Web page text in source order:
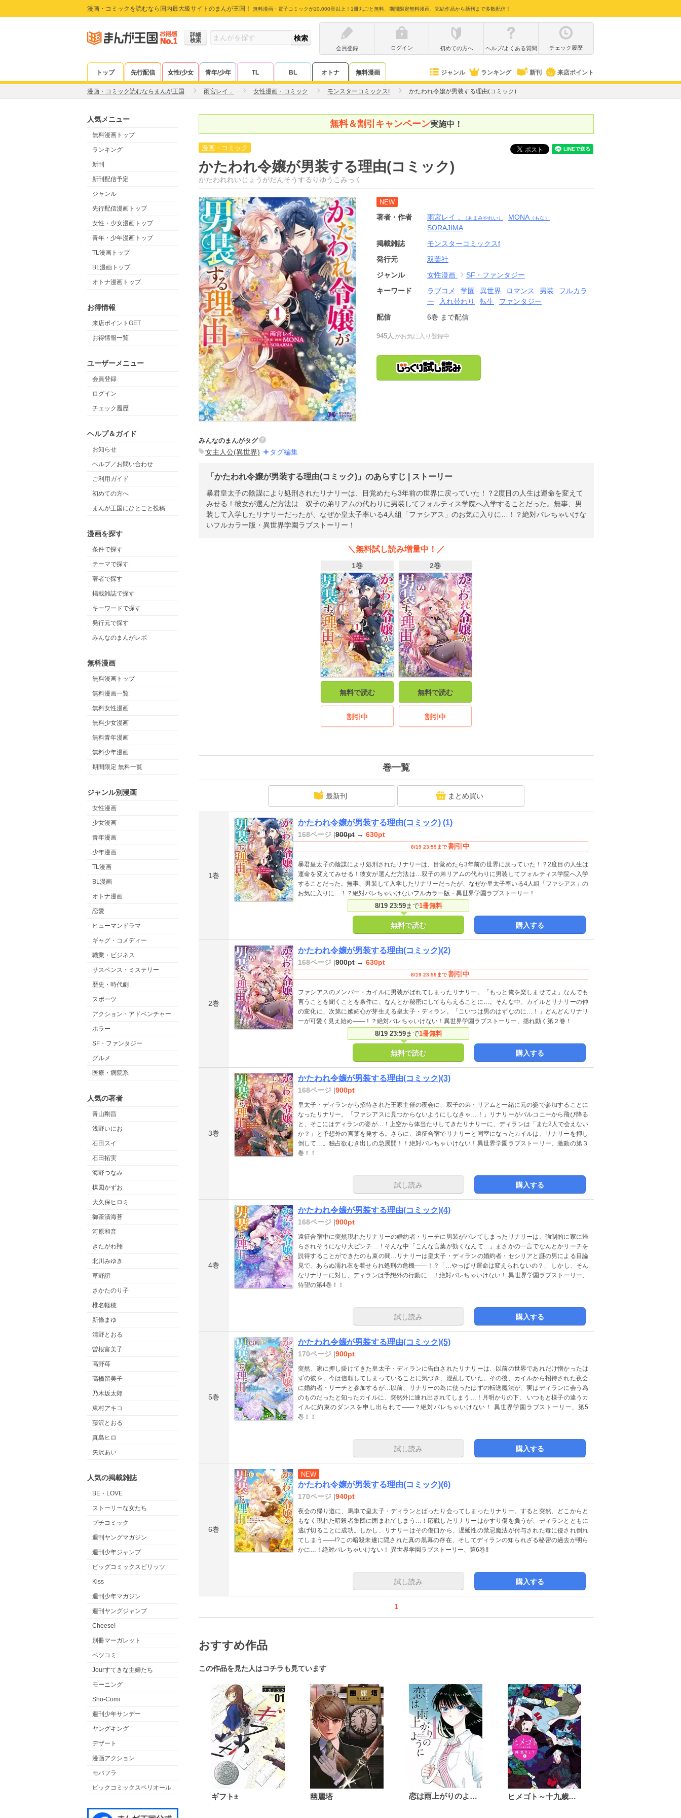
漫画・コミックを読むなら国内最大級サイトのまんが王国！ 無料漫画・電子コミックが10,000冊以上！1冊丸ごと無料、期間限定無料漫画、完結作品から新刊まで多数配信！
詳細
検索
会員登録
ログイン 初めての方へ ヘルプ/よくある質問 チェック履歴
トップ 先行配信 女性/少女 青年/少年 TL BL オトナ 無料漫画 ジャンル ランキング 新刊 来店ポイント
漫画・コミック読むならまんが王国 雨宮レイ． 女性漫画・コミック モンスターコミックスf かたわれ令嬢が男装する理由(コミック)
人気メニュー
無料漫画トップ
ランキング
新刊
新刊配信予定
ジャンル
先行配信漫画トップ
女性・少女漫画トップ
青年・少年漫画トップ
TL漫画トップ
BL漫画トップ
オトナ漫画トップ
お得情報
来店ポイントGET
お得情報一覧
ユーザーメニュー
会員登録
ログイン
チェック履歴
ヘルプ＆ガイド
お知らせ
ヘルプ／お問い合わせ
ご利用ガイド
初めての方へ
まんが王国にひとこと投稿
漫画を探す
条件で探す
テーマで探す
著者で探す
掲載雑誌で探す
キーワードで探す
発行元で探す
みんなのまんがレポ
無料漫画
無料漫画トップ
無料漫画一覧
無料女性漫画
無料少女漫画
無料青年漫画
無料少年漫画
期間限定 無料一覧
ジャンル別漫画
女性漫画
少女漫画
青年漫画
少年漫画
TL漫画
BL漫画
オトナ漫画
恋愛
ヒューマンドラマ
ギャグ・コメディー
職業・ビジネス
サスペンス・ミステリー
歴史・時代劇
スポーツ
アクション・アドベンチャー
ホラー
SF・ファンタジー
グルメ
医療・病院系
人気の著者
青山剛昌
浅野いにお
石田スイ
石田拓実
海野つなみ
楳図かずお
大久保ヒロミ
御茶漬海苔
河原和音
きたがわ翔
北川みゆき
草野誼
さかたのり子
椎名軽穂
新條まゆ
清野とおる
曽根富美子
高野苺
高橋留美子
乃木坂太郎
東村アキコ
藤沢とおる
真島ヒロ
矢沢あい
人気の掲載雑誌
BE・LOVE
ストーリーな女たち
プチコミック
週刊ヤングマガジン
週刊少年ジャンプ
ビッグコミックスピリッツ
Kiss
週刊少年マガジン
週刊ヤングジャンプ
Cheese!
別冊マーガレット
ベツコミ
Jourすてきな主婦たち
モーニング
Sho-Comi
週刊少年サンデー
ヤングキング
デザート
漫画アクション
モバフラ
ビックコミックスペリオール
無料＆割引キャンペーン実施中！
漫画・コミック
かたわれ令嬢が男装する理由(コミック)
かたわれれいじょうがだんそうするりゆうこみっく
NEW
著者・作者 雨宮レイ． （あまみやれい） MONA（もな）
SORAJIMA
掲載雑誌
モンスターコミックスf
発行元
双葉社
ジャンル
女性漫画
SF・ファンタジー
キーワード
ラブコメ 学園 異世界 ロマンス 男装
フルカラ
ー
入れ替わり 転生
ファンタジー
配信
6巻 まで配信
945人 がお気に入り登録中
みんなのまんがタグ
女主人公(異世界) タグ編集
「かたわれ令嬢が男装する理由(コミック)」のあらすじ | ストーリー
暴君皇太子の陰謀により処刑されたリナリーは、目覚めたら3年前の世界に戻っていた！？2度目の人生は運命を変えて
みせる！彼女が選んだ方法は…双子の弟リアムの代わりに男装してフォルティス学院へ入学することだった。無事、男
装して入学したリナリーだったが、なぜか皇太子率いる4人組「ファシアス」のお気に入りに…！？絶対バレちゃいけな
いフルカラー版・異世界学園ラブストーリー！
＼無料試し読み増量中！／
1巻
無料で読む
割引中
2巻
無料で読む
割引中
巻一覧
最新刊 まとめ買い
1巻
かたわれ令嬢が男装する理由(コミック) (1)
168ページ |900pt → 630pt
8/19 23:59まで 割引中
暴君皇太子の陰謀により処刑されたリナリーは、目覚めたら3年前の世界に戻っていた！？2度目の人生は
運命を変えてみせる！彼女が選んだ方法は…双子の弟リアムの代わりに男装してフォルティス学院へ入学
することだった。無事、男装して入学したリナリーだったが、なぜか皇太子率いる4人組「ファシアス」の
お気に入りに…！？絶対バレちゃいけないフルカラー版・異世界学園ラブストーリー！
8/19 23:59まで1冊無料
無料で読む 購入する
2巻
かたわれ令嬢が男装する理由(コミック)(2)
168ページ |900pt → 630pt
8/19 23:59まで 割引中
ファシアスのメンバー・カイルに男装がばれてしまったリナリー。「もっと俺を楽しませてよ」なんでも
言うことを聞くことを条件に、なんとか秘密にしてもらえることに…。そんな中、カイルとリナリーの仲
の変化に、次第に嫉妬心が芽生える皇太子・ディラン。「こいつは男のはずなのに…！」どんどんリナリ
ーが可愛く見え始め――！？絶対バレちゃいけない！異世界学園ラブストーリー、揺れ動く第２巻！
8/19 23:59まで1冊無料
無料で読む 購入する
3巻
かたわれ令嬢が男装する理由(コミック)(3)
168ページ |900pt
皇太子・ディランから招待された王家主催の夜会に、双子の弟・リアムと一緒に元の姿で参加することに
なったリナリー。「ファシアスに見つからないようにしなきゃ…！」リナリーがバルコニーから飛び降る
と、そこにはディランの姿が…！上空から体当たりしてきたリナリーに、ディランは「また2人で会えない
か？」と予想外の言葉を発する。さらに、遠征合宿でリナリーと同室になったカイルは、リナリーを押し
倒して…。独占欲むき出しの急展開！！絶対バレちゃいけない！異世界学園ラブストーリー、激動の第３
巻！！
試し読み 購入する
4巻
かたわれ令嬢が男装する理由(コミック)(4)
168ページ |900pt
遠征合宿中に突然現れたリナリーの婚約者・リーチに男装がバレてしまったリナリーは、強制的に家に帰
らされそうになり大ピンチ…！そんな中「こんな言葉が効くなんて…」まさかの一言でなんとかリーチを
説得することができたのも束の間…リナリーは皇太子・ディランの婚約者・セシリアと謎の男による目論
見で、あらぬ濡れ衣を着せられ処刑の危機――！？「…やっぱり運命は変えられないの？」 しかし、そん
なリナリーに対し、ディランは予想外の行動に…！絶対バレちゃいけない！ 異世界学園ラブストーリー、
待望の第4巻！！
試し読み 購入する
5巻
かたわれ令嬢が男装する理由(コミック)(5)
170ページ |900pt
突然、家に押し掛けてきた皇太子・ディランに告白されたリナリーは、以前の世界であれだけ憎かったは
ずの彼を、今は信頼してしまっていることに気づき、混乱していた。その後、カイルから招待された夜会
に婚約者・リーチと参加するが…以前、リナリーの為に使ったはずの転送魔法が、実はディランに会う為
のものだったと知ったカイルに、突然外に連れ出されてしまう…！月明かりの下、 いつもと様子の違うカ
イルに約束のダンスを申し出られて――？絶対バレちゃいけない！ 異世界学園ラブストーリー、第5
巻！！
試し読み 購入する
6巻
NEW
かたわれ令嬢が男装する理由(コミック)(6)
170ページ |940pt
夜会の帰り道に、馬車で皇太子・ディランとばったり会ってしまったリナリー。すると突然、どこからと
もなく現れた暗殺者集団に囲まれてしまう…！応戦したリナリーはかすり傷を負うが、ディランとともに
逃げ切ることに成功。しかし、リナリーはその傷口から、遅延性の禁忌魔法が付与された毒に侵され倒れ
てしまう――!?この暗殺未遂に隠された真の黒幕の存在、そしてディランの知られざる秘密の過去が明ら
かに…！絶対バレちゃいけない！ 異世界学園ラブストーリー、第6巻!!
試し読み 購入する
1
おすすめ作品
この作品を見た人はコチラも見ています
ギフト± 幽麗塔 恋は雨上がりのように ヒメゴト～十九歳の制服～